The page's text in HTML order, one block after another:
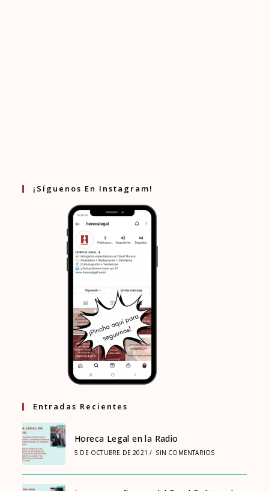
¡Síguenos En Instagram!
Entradas Recientes
Horeca Legal en la Radio
5 DE OCTUBRE DE 2021 / SIN COMENTARIOS